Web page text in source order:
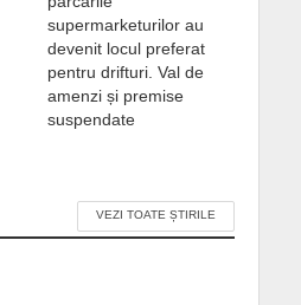
supermarketurilor au
devenit locul preferat
pentru drifturi. Val de
amenzi și premise
suspendate
VEZI TOATE ȘTIRILE